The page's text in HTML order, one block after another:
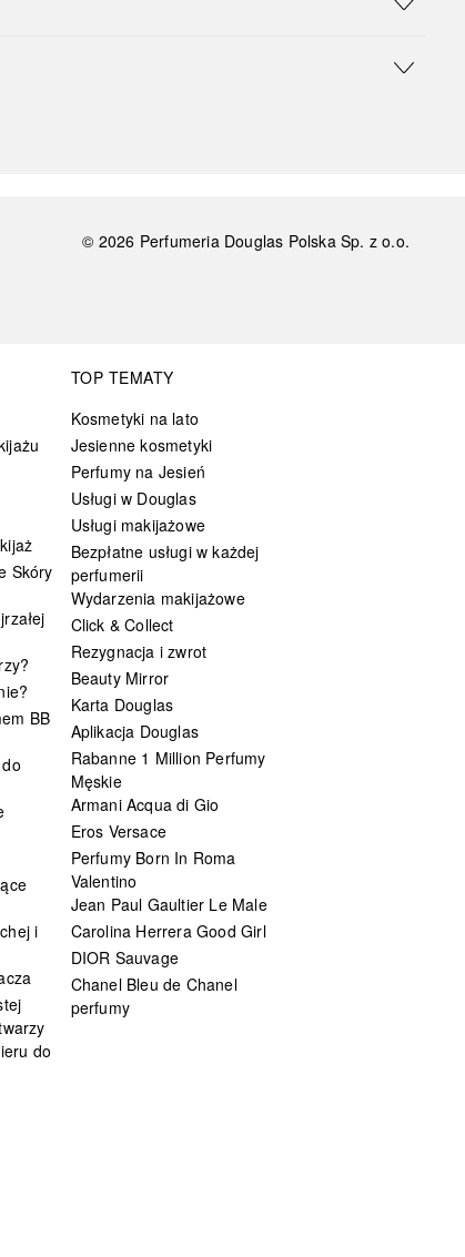
© 2026 Perfumeria Douglas Polska Sp. z o.o.
Skóry
BB
i
do
TOP TEMATY
Kosmetyki na lato
Jesienne kosmetyki
Perfumy na Jesień
Usługi w Douglas
Usługi makijażowe
Bezpłatne usługi w każdej
perfumerii
Wydarzenia makijażowe
Click & Collect
Rezygnacja i zwrot
Beauty Mirror
Karta Douglas
Aplikacja Douglas
Rabanne 1 Million Perfumy
Męskie
Armani Acqua di Gio
Eros Versace
Perfumy Born In Roma
Valentino
Jean Paul Gaultier Le Male
Carolina Herrera Good Girl
DIOR Sauvage
Chanel Bleu de Chanel
perfumy